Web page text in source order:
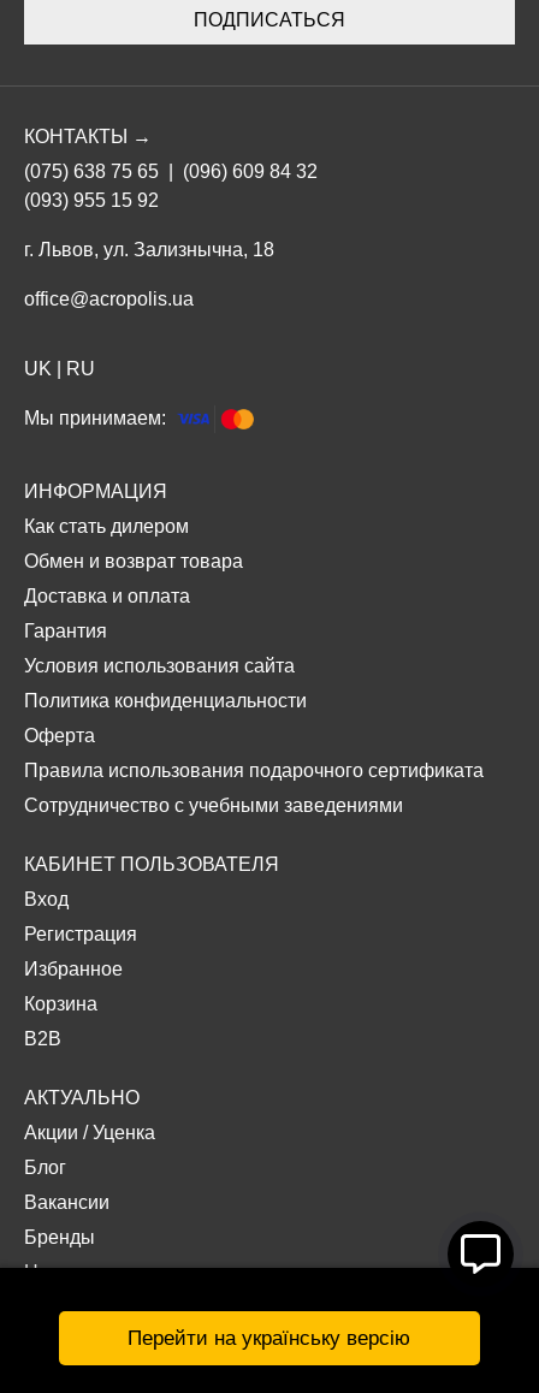
ПОДПИСАТЬСЯ
КОНТАКТЫ →
(075) 638 75 65
(096) 609 84 32
(093) 955 15 92
г. Львов, ул. Зализнычна, 18
office@acropolis.ua
UK RU
Мы принимаем:
ИНФОРМАЦИЯ
Как стать дилером
Обмен и возврат товара
Доставка и оплата
Гарантия
Условия использования сайта
Политика конфиденциальности
Оферта
Правила использования подарочного сертификата
Сотрудничество с учебными заведениями
КАБИНЕТ ПОЛЬЗОВАТЕЛЯ
Вход
Регистрация
Избранное
Корзина
B2B
АКТУАЛЬНО
Акции /Уценка
Блог
Вакансии
Бренды
Наши проекты
Документы
Перейти на українську версію